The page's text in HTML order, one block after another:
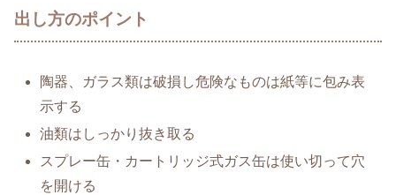
出し方のポイント
陶器、ガラス類は破損し危険なものは紙等に包み表
示する
油類はしっかり抜き取る
スプレー缶・カートリッジ式ガス缶は使い切って穴
を開ける